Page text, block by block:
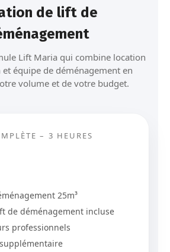
de lift de
Lift Maria qui combine location
équipe de déménagement en
volume et de votre budget.
– 3 HEURES
25m³
de déménagement incluse
professionnels